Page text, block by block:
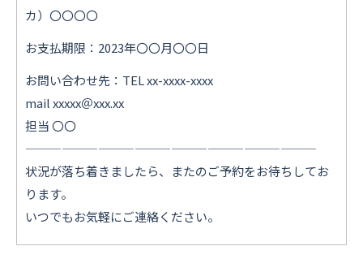
カ）〇〇〇〇
お支払期限：2023年〇〇月〇〇日
お問い合わせ先：TEL xx-xxxx-xxxx
mail xxxxx＠xxx.xx
担当 〇〇
————————————————————————
状況が落ち着きましたら、またのご予約をお待ちしてお
ります。
いつでもお気軽にご連絡ください。